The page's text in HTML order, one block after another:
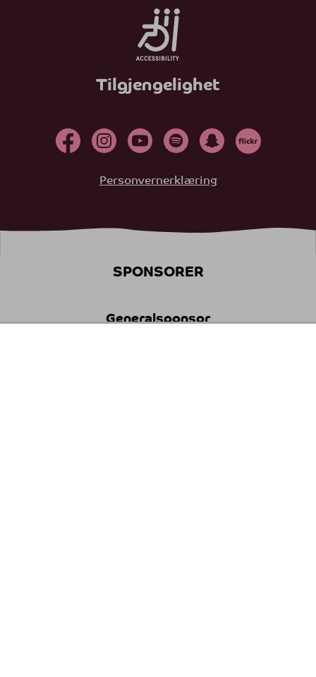
Tilgjengelighet
Personvernerklæring
SPONSORER
Generalsponsor